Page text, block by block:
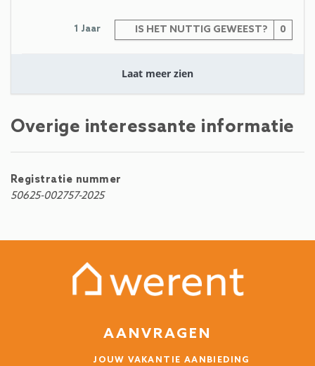
IS HET NUTTIG GEWEEST? 0
1 Jaar
Laat meer zien
Overige interessante informatie
Registratie nummer
50625-002757-2025
AANVRAGEN
JOUW VAKANTIE AANBIEDING